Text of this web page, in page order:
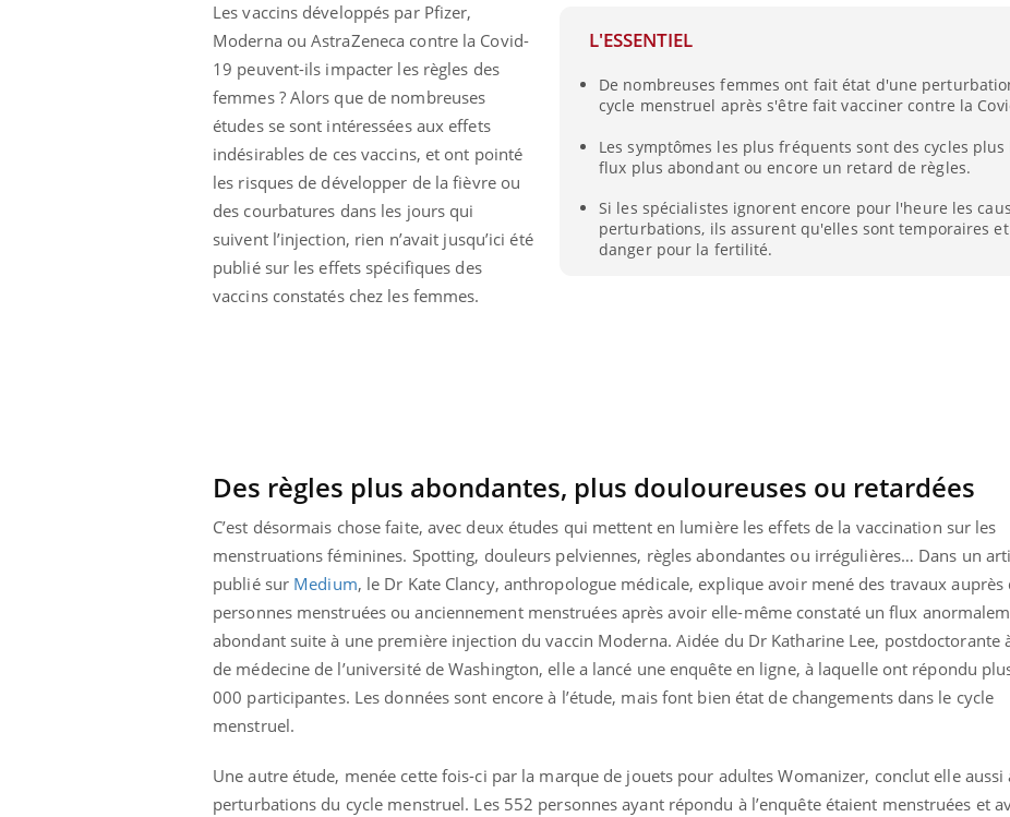
L'ESSENTIEL
De nombreuses femmes ont fait état d'une
cycle menstruel après s'être fait vacciner contre la
Les symptômes les plus fréquents sont des cycles plus
flux plus abondant ou encore un retard de règles.
Si les spécialistes ignorent encore pour l'heure les
perturbations, ils assurent qu'elles sont temporaires et
danger pour la fertilité.
Les vaccins développés par Pfizer,
Moderna ou AstraZeneca contre la Covid-
19 peuvent-ils impacter les règles des
femmes ? Alors que de nombreuses
études se sont intéressées aux effets
indésirables de ces vaccins, et ont pointé
les risques de développer de la fièvre ou
des courbatures dans les jours qui
suivent l’injection, rien n’avait jusqu’ici été
publié sur les effets spécifiques des
vaccins constatés chez les femmes.
Des règles plus abondantes, plus douloureuses ou retardées
C’est désormais chose faite, avec deux études qui mettent en lumière les effets de la vaccination sur les
menstruations féminines. Spotting, douleurs pelviennes, règles abondantes ou irrégulières… Dans un
publié sur Medium, le Dr Kate Clancy, anthropologue médicale, explique avoir mené des travaux auprès
personnes menstruées ou anciennement menstruées après avoir elle-même constaté un flux
abondant suite à une première injection du vaccin Moderna. Aidée du Dr Katharine Lee, postdoctorante à
de médecine de l’université de Washington, elle a lancé une enquête en ligne, à laquelle ont répondu
000 participantes. Les données sont encore à l’étude, mais font bien état de changements dans le cycle
menstruel.
Une autre étude, menée cette fois-ci par la marque de jouets pour adultes Womanizer, conclut elle aussi
perturbations du cycle menstruel. Les 552 personnes ayant répondu à l’enquête étaient menstruées et
Fatigue en vacances :
normal ou signe d’une
maladie ?
Et si les caries pouvaient
bientôt disparaître sans
plombage ?
Éclipse solaire du 12 août
: “Des verres adaptés,
Les troubles du sommeil
modifient votre cerveau !
sensible ou simplement
très empathique ?
Syndrome
quels sont
pendant les